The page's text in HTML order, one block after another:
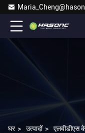
घर > उत्पादों > एलवीडीएस